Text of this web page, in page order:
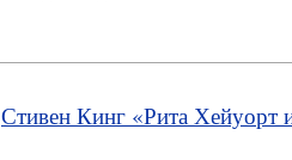
Стивен Кинг «Рита Хейуорт